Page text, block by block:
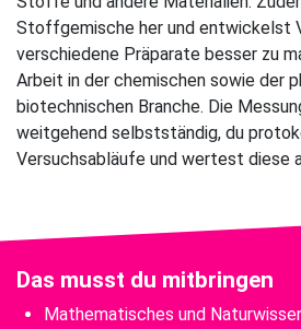
Stoffgemische her und entwickelst
verschiedene Präparate besser zu
Arbeit in der chemischen sowie der
biotechnischen Branche. Die
weitgehend selbstständig, du
Versuchsabläufe und wertest diese
Das musst du mitbringen
Mathematisches und